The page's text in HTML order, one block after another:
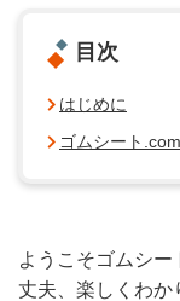
目次
はじめに
ゴムシート
ようこそゴムシ
丈夫、楽しくわか